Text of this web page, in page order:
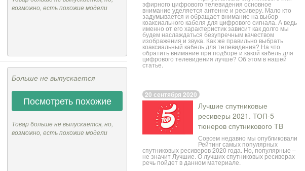
возможно, есть похожие модели
Больше не выпускается
Посмотреть похожие
Товар больше не выпускается, но,
возможно, есть похожие модели
эфирного цифрового телевидения основное
внимание уделяется антенне и ресиверу. Мало кто
задумывается и обращает внимание на выбор
коаксиального кабеля для цифрового сигнала. А ведь
именно от его характеристик зависит как долго мы
будем наслаждаться безупречным качеством
изображения и звука. Как же правильно выбрать
коаксиальный кабель для телевидения? На что
обратить внимание при подборе и какой кабель для
цифрового телевидения лучше? Об этом в нашей
статье.
20 сентября 2020
Лучшие спутниковые
ресиверы 2021. ТОП-5
тюнеров спутникового ТВ
Совсем недавно мы опубликовали
Рейтинг самых популярных
спутниковых ресиверов 2020 года . Но, популярные –
не значит Лучшие. О лучших спутниковых ресиверах
речь пойдет в данном материале.